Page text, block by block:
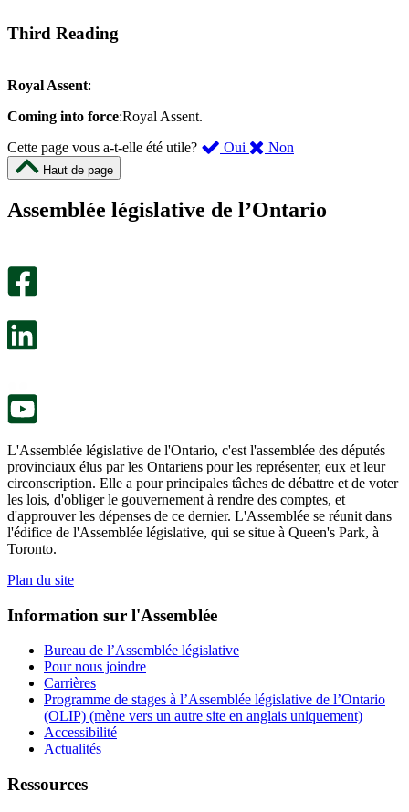
Third Reading
Royal Assent:
Coming into force:Royal Assent.
Cette page vous a-t-elle été utile?
Oui ,
été
Non
m’a
Haut de page
Assemblée législative de l’Ontario
L'Assemblée législative de l'Ontario, c'est l'assemblée des députés
provinciaux élus par les Ontariens pour les représenter, eux et leur
circonscription. Elle a pour principales tâches de débattre et de voter
les lois, d'obliger le gouvernement à rendre des comptes, et
d'approuver les dépenses de ce dernier. L'Assemblée se réunit dans
l'édifice de l'Assemblée législative, qui se situe à Queen's Park, à
Toronto.
Plan du site
Information sur l'Assemblée
Bureau de l’Assemblée législative
Pour nous joindre
Carrières
Programme de stages à l’Assemblée législative de l’Ontario
(OLIP) (mène vers un autre site en anglais uniquement)
Accessibilité
Actualités
Ressources